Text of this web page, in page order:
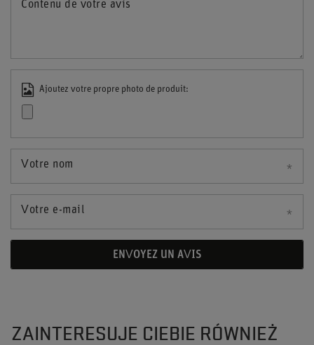
Contenu de votre avis
Ajoutez votre propre photo de produit:
Votre nom
Votre e-mail
ENVOYEZ UN AVIS
ZAINTERESUJE CIEBIE RÓWNIEŻ